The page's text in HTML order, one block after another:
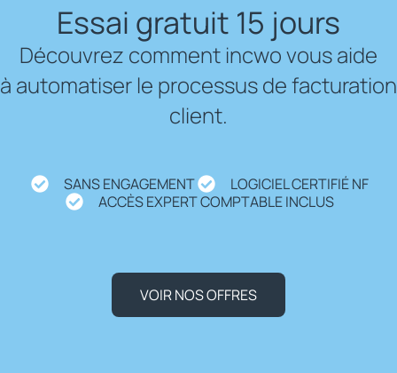
Essai gratuit 15 jours
Découvrez comment incwo vous aide
à automatiser le processus de facturation
client.
SANS ENGAGEMENT
LOGICIEL CERTIFIÉ NF
ACCÈS EXPERT COMPTABLE INCLUS
VOIR NOS OFFRES